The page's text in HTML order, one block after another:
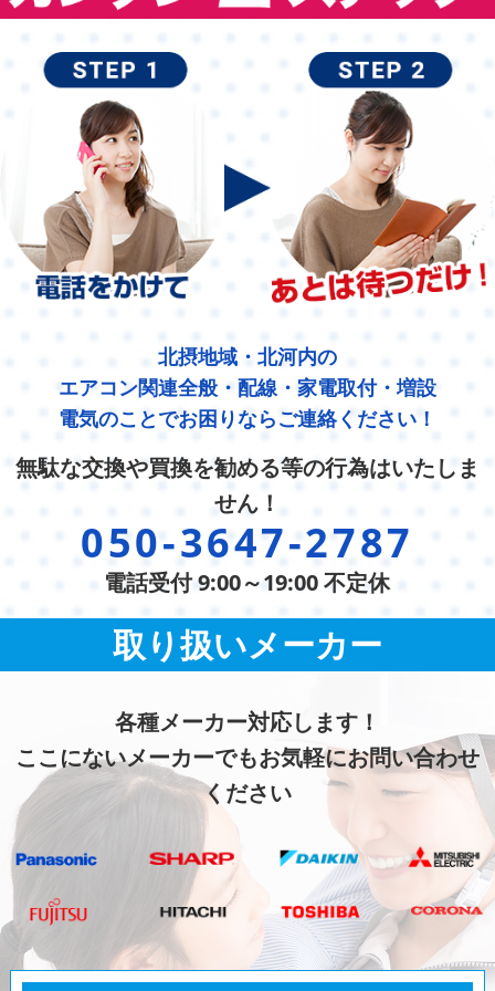
北摂地域・北河内の
エアコン関連全般・配線・家電取付・増設
電気のことでお困りならご連絡ください！
無駄な交換や買換を勧める等の行為はいたしま
せん！
050-3647-2787
電話受付 9:00～19:00 不定休
取り扱いメーカー
各種メーカー対応します！
ここにないメーカーでもお気軽にお問い合わせ
ください